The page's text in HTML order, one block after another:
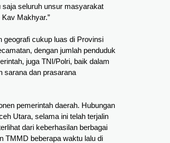
saja seluruh unsur masyarakat
Makhyar.”
geografi cukup luas di Provinsi
dengan jumlah penduduk
juga TNI/Polri, baik dalam
sarana dan prasarana
pemerintah daerah. Hubungan
Utara, selama ini telah terjalin
dari keberhasilan berbagai
TMMD beberapa waktu lalu di